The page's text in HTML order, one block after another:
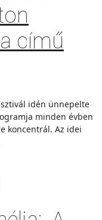
című
idén ünnepelte
minden évben
koncentrál. Az idei